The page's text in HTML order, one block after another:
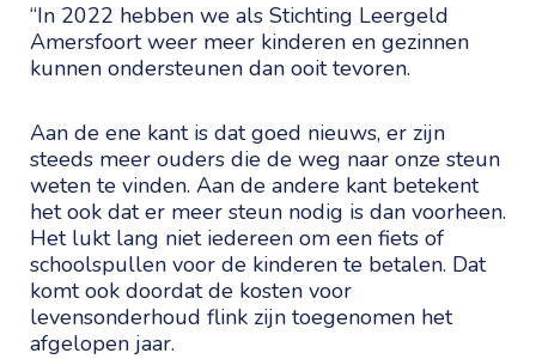
“In 2022 hebben we als Stichting Leergeld
Amersfoort weer meer kinderen en gezinnen
kunnen ondersteunen dan ooit tevoren.
Aan de ene kant is dat goed nieuws, er zijn
steeds meer ouders die de weg naar onze steun
weten te vinden. Aan de andere kant betekent
het ook dat er meer steun nodig is dan voorheen.
Het lukt lang niet iedereen om een fiets of
schoolspullen voor de kinderen te betalen. Dat
komt ook doordat de kosten voor
levensonderhoud flink zijn toegenomen het
afgelopen jaar.